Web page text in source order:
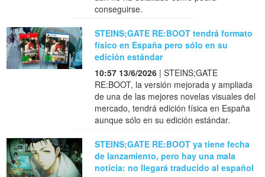
conseguirse.
STEINS;GATE RE:BOOT tendrá formato
físico en España pero sólo en su
edición estándar
10:57 13/6/2026 | STEINS;GATE
RE:BOOT, la versión mejorada y ampliada
de una de las mejores novelas visuales del
mercado, tendrá edición física en España
aunque sólo en su edición estándar.
STEINS;GATE RE:BOOT ya tiene fecha
de lanzamiento, pero hay una mala
noticia: no llegará traducido al español